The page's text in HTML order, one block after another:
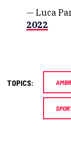
— Luca
2022
TOPICS: